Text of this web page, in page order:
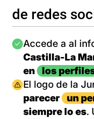
de redes
Imagen
Accede a al
Castilla-La
en
los
Imagen
El logo de la
parecer
un
siempre lo es.